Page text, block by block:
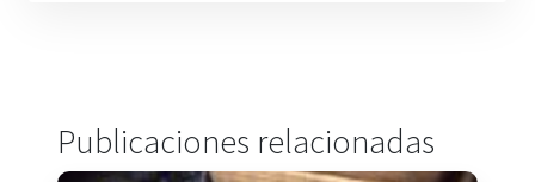
Publicaciones relacionadas